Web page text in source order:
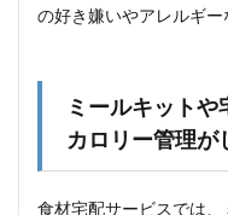
覚を
育て
手間
を省
を有
の好き嫌いやアレルギー
ミールキット
カロリー管理が
食材宅配サービスでは